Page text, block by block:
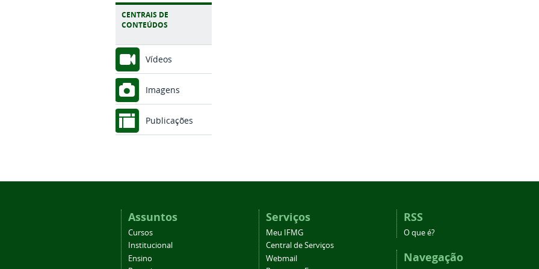
CENTRAIS DE
CONTEÚDOS
Vídeos
Imagens
Publicações
Assuntos
Cursos
Institucional
Ensino
Serviços
Meu IFMG
Central de Serviços
Webmail
RSS
O que é?
Navegação